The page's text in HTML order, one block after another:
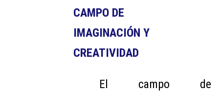
CAMPO DE
IMAGINACIÓN Y
CREATIVIDAD
El campo de